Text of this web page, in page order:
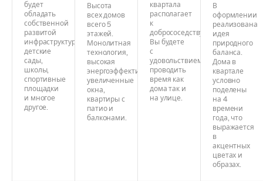
будет
обладать
собственной
развитой
инфраструктурой:
детские
сады,
школы,
спортивные
площадки
и многое
другое.
Высота
всех домов
всего 5
этажей.
Монолитная
технология,
высокая
энергоэффективность,
увеличенные
окна,
квартиры с
патио и
балконами.
квартала
располагает
к
добрососедству.
Вы будете
с
удовольствием
проводить
время как
дома так и
на улице.
В
оформлении
реализована
идея
природного
баланса.
Дома в
квартале
условно
поделены
на 4
времени
года, что
выражается
в
акцентных
цветах и
образах.